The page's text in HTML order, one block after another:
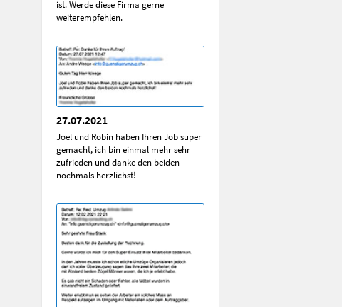
ist. Werde diese Firma gerne
weiterempfehlen.
27.07.2021
Joel und Robin haben Ihren Job super
gemacht, ich bin einmal mehr sehr
zufrieden und danke den beiden
nochmals herzlichst!